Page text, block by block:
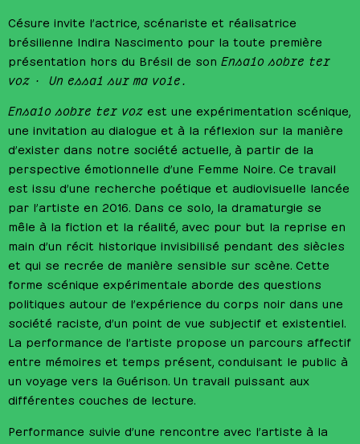
Césure invite l’actrice, scénariste et réalisatrice
brésilienne Indira Nascimento pour la toute première
présentation hors du Brésil de son Ensaio sobre ter
voz · Un essai sur ma voie.
Ensaio sobre ter voz est une expérimentation scénique,
une invitation au dialogue et à la réflexion sur la manière
d’exister dans notre société actuelle, à partir de la
perspective émotionnelle d’une Femme Noire. Ce travail
est issu d’une recherche poétique et audiovisuelle lancée
par l’artiste en 2016. Dans ce solo, la dramaturgie se
mêle à la fiction et la réalité, avec pour but la reprise en
main d’un récit historique invisibilisé pendant des siècles
et qui se recrée de manière sensible sur scène. Cette
forme scénique expérimentale aborde des questions
politiques autour de l’expérience du corps noir dans une
société raciste, d’un point de vue subjectif et existentiel.
La performance de l’artiste propose un parcours affectif
entre mémoires et temps présent, conduisant le public à
un voyage vers la Guérison. Un travail puissant aux
différentes couches de lecture.
Performance suivie d’une rencontre avec l’artiste à la